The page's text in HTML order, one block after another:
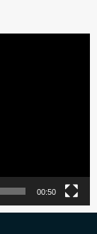
00:50